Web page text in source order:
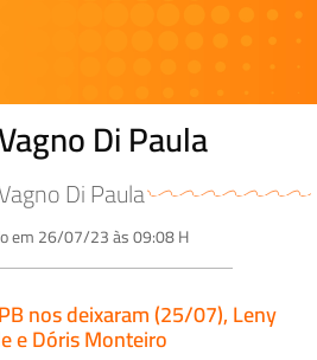
Di Paula
Di Paula
em 26/07/23 às 09:08 H
nos deixaram (25/07), Leny
e Dóris Monteiro